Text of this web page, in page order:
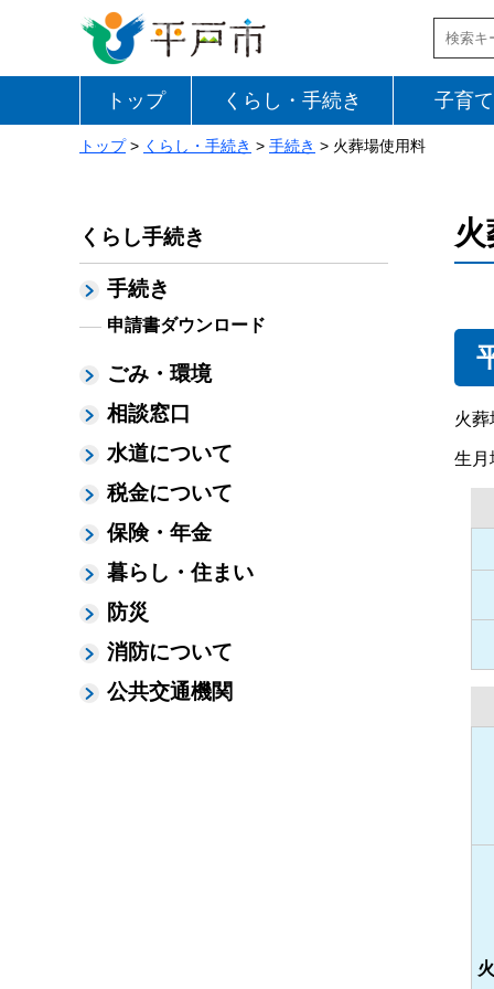
トップ くらし・手続き 子育
トップ> くらし・手続き > 手続き > 火葬場使用料
くらし手続き
手続き
申請書ダウンロード
ごみ・環境
相談窓口
水道について
税金について
保険・年金
暮らし・住まい
防災
消防について
公共交通機関
火
生月